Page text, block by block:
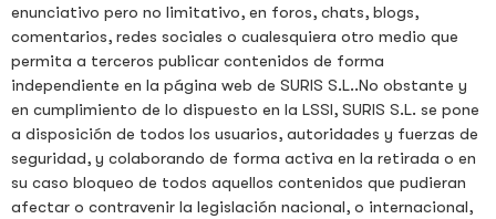
enunciativo pero no limitativo, en foros, chats, blogs,
comentarios, redes sociales o cualesquiera otro medio que
permita a terceros publicar contenidos de forma
independiente en la página web de SURIS S.L..No obstante y
en cumplimiento de lo dispuesto en la LSSI, SURIS S.L. se pone
a disposición de todos los usuarios, autoridades y fuerzas de
seguridad, y colaborando de forma activa en la retirada o en
su caso bloqueo de todos aquellos contenidos que pudieran
afectar o contravenir la legislación nacional, o internacional,